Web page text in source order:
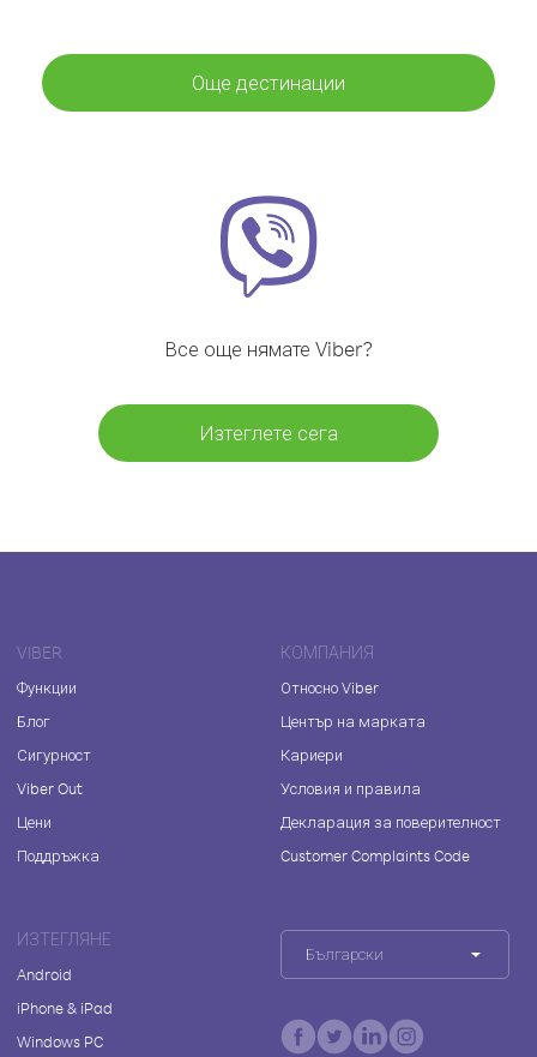
Още дестинации
Все още нямате Viber?
Изтеглете сега
VIBER
Функции
Блог
Сигурност
Viber Out
Цени
Поддръжка
КОМПАНИЯ
Относно Viber
Център на марката
Кариери
Условия и правила
Декларация за поверителност
Customer Complaints Code
ИЗТЕГЛЯНЕ
Android
iPhone & iPad
Windows PC
Български